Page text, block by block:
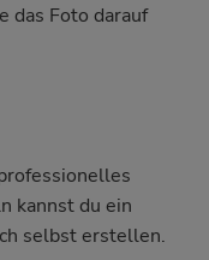
das Foto darauf
kannst du ein
selbst erstellen.